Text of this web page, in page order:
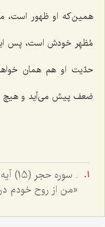
همین‌که او ظهور است،
مُظهِر خودش است، پس
حدّیت او هم همان
ضعف پیش مى‌آید و هیچ
. سوره حجر (15) آیه 29.
«من از روح خودم